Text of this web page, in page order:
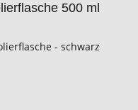
500 ml